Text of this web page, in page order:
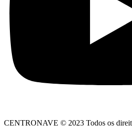
CENTRONAVE © 2023 Todos os